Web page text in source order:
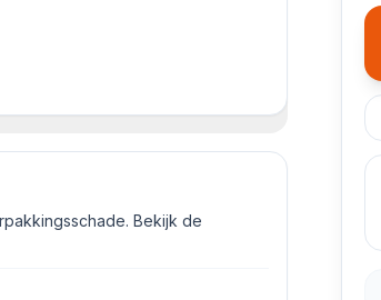
mist
originele doos mist
Bekijk de